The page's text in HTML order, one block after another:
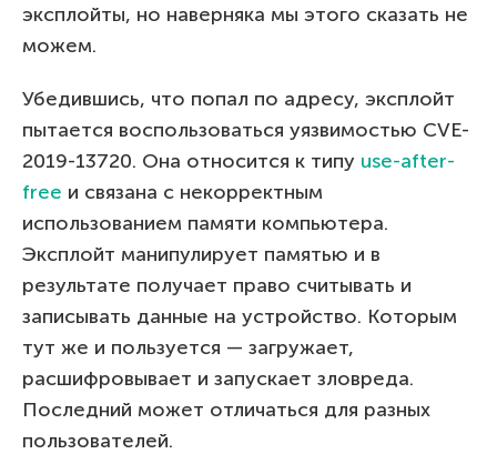
эксплойты, но наверняка мы этого сказать не
можем.
Убедившись, что попал по адресу, эксплойт
пытается воспользоваться уязвимостью CVE-
2019-13720. Она относится к типу use-after-
free и связана с некорректным
использованием памяти компьютера.
Эксплойт манипулирует памятью и в
результате получает право считывать и
записывать данные на устройство. Которым
тут же и пользуется — загружает,
расшифровывает и запускает зловреда.
Последний может отличаться для разных
пользователей.